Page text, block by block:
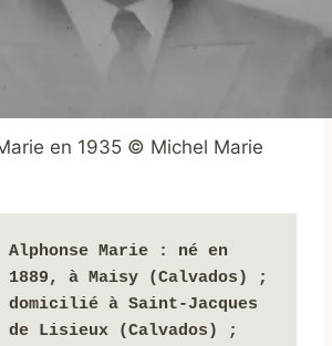
en 1935 © Michel Marie
Alphonse Marie :
né en
1889, à Maisy (Calvados) ;
domicilié à Saint-Jacques
de Lisieux (Calvados) ;